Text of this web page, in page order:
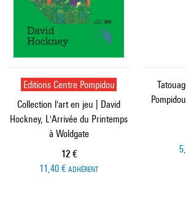
Editions Centre Pompidou
Collection l'art en jeu | David
Hockney, L'Arrivée du Printemps
à Woldgate
Prix ​​actuel
12 €
11,40 € ADHÉRENT